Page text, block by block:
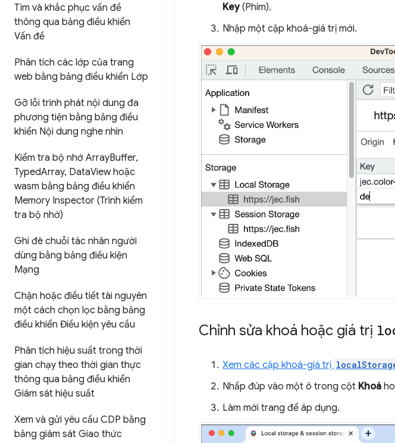
Tìm và khắc phục vấn đề
thông qua bảng điều khiển
Vấn đề
Phân tích các lớp của trang
web bằng bảng điều khiển Lớp
Gỡ lỗi trình phát nội dung đa
phương tiện bằng bảng điều
khiển Nội dung nghe nhìn
Kiểm tra bộ nhớ ArrayBuffer,
TypedArray, DataView hoặc
wasm bằng bảng điều khiển
Memory Inspector (Trình kiểm
tra bộ nhớ)
Ghi đè chuỗi tác nhân người
dùng bằng bảng điều kiện
Mạng
Chặn hoặc điều tiết tài nguyên
một cách chọn lọc bằng bảng
điều khiển Điều kiện yêu cầu
Phân tích hiệu suất trong thời
gian chạy theo thời gian thực
thông qua bảng điều khiển
Giám sát hiệu suất
Xem và gửi yêu cầu CDP bằng
bảng giám sát Giao thức
Key(Phím).
Nhập một cặp khoá-giá trị mới.
Chỉnh sửa khoá hoặc giá trị
Xem các cặp khoá-giá trị
Nhấp đúp vào một ô trong cột Khoá
Làm mới trang để áp dụng.